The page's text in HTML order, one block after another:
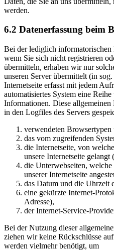
werden.
6.2 Datenerfassung beim
Bei der lediglich informatorischen
wenn Sie sich nicht registrieren
übermitteln, erhaben wir nur
unseren Server übermittelt (in
Internetseite erfasst mit jedem
automatisiertes System eine
Informationen. Diese
in den Logfiles des Servers
verwendeten Browsertypen
das vom zugreifenden
die Internetseite, von
unsere Internetseite gelangt
die Unterwebseiten,
unserer Internetseite
das Datum und die Uhrzeit
eine gekürzte Internet-
Adresse),
der Internet-Service-
Bei der Nutzung dieser
ziehen wir keine Rückschlüsse
werden vielmehr benötigt, um